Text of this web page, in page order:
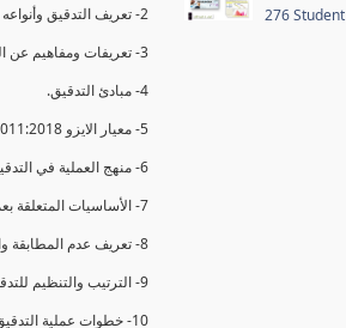
2- تعريف التدقيق وأنواعه الرئيسية.
3- تعريفات ومفاهيم عن التدقيق الداخلي.
4- مبادئ التدقيق.
5- معيار الايزو 19011:2018.
6- منهج العملية في التدقيق الداخلي.
7- الأساسيات المتعلقة بعملية التدقيق الداخلي.
8- تعريف عدم المطابقة والملاحظات.
9- الترتيب والتنظيم للتدقيق الداخلي.
10- خطوات عملية التدقيق الداخلي.
276 Student